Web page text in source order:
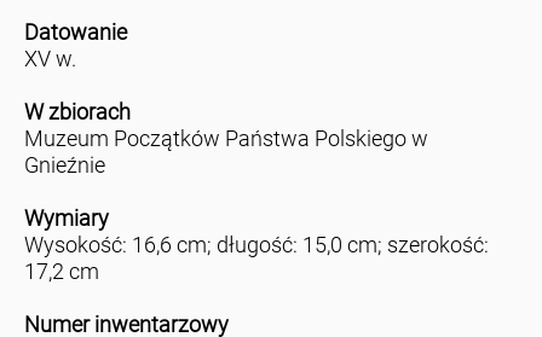
Datowanie
XV w.
W zbiorach
Muzeum Początków Państwa Polskiego w
Gnieźnie
Wymiary
Wysokość: 16,6 cm; długość: 15,0 cm; szerokość:
17,2 cm
Numer inwentarzowy